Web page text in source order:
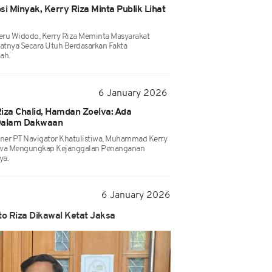
Minyak, Kerry Riza Minta Publik Lihat
Widodo, Kerry Riza Meminta Masyarakat
Secara Utuh Berdasarkan Fakta
6 January 2026
Chalid, Hamdan Zoelva: Ada
Dakwaan
PT Navigator Khatulistiwa, Muhammad Kerry
Mengungkap Kejanggalan Penanganan
6 January 2026
Riza Dikawal Ketat Jaksa